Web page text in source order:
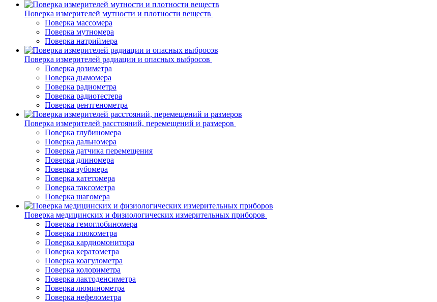
Поверка измерителей мутности и плотности веществ
Поверка массомера
Поверка мутномера
Поверка натриймера
Поверка измерителей радиации и опасных выбросов
Поверка дозиметра
Поверка дымомера
Поверка радиометра
Поверка радиотестера
Поверка рентгенометра
Поверка измерителей расстояний, перемещений и размеров
Поверка глубиномера
Поверка дальномера
Поверка датчика перемещения
Поверка длиномера
Поверка зубомера
Поверка катетомера
Поверка таксометра
Поверка шагомера
Поверка медицинских и физиологических измерительных приборов
Поверка гемоглобиномера
Поверка глюкометра
Поверка кардиомонитора
Поверка кератометра
Поверка коагулометра
Поверка колориметра
Поверка лактоденсиметра
Поверка люминометра
Поверка нефелометра